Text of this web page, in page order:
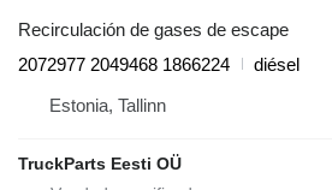
Recirculación de gases de escape
2072977 2049468 1866224
diésel
Estonia, Tallinn
TruckParts Eesti OÜ